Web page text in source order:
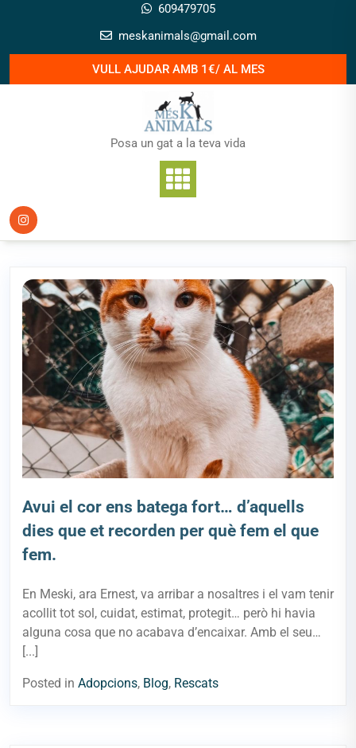
609479705
meskanimals@gmail.com
VULL AJUDAR AMB 1€/ AL MES
Posa un gat a la teva vida
Avui el cor ens batega fort… d’aquells
dies que et recorden per què fem el que
fem.
En Meski, ara Ernest, va arribar a nosaltres i el vam tenir
acollit tot sol, cuidat, estimat, protegit… però hi havia
alguna cosa que no acabava d’encaixar. Amb el seu…
[...]
Posted in Adopcions, Blog, Rescats